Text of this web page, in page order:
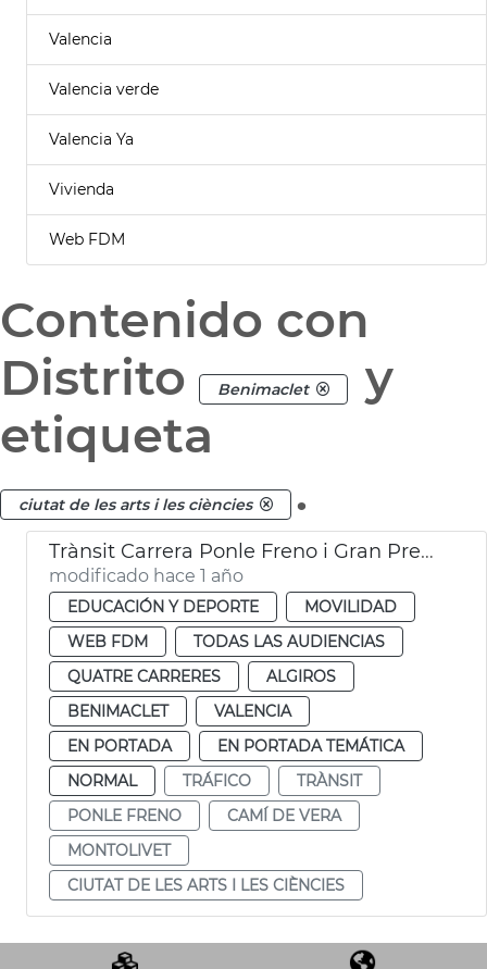
Valencia
Valencia verde
Valencia Ya
Vivienda
Web FDM
Contenido con
Distrito
Benimaclet
y
etiqueta
ciutat de les arts i les ciències .
Trànsit Carrera Ponle Freno i Gran Premi Ciclisme València
modificado hace 1 año
EDUCACIÓN Y DEPORTE
MOVILIDAD
WEB FDM
TODAS LAS AUDIENCIAS
QUATRE CARRERES
ALGIROS
BENIMACLET
VALENCIA
EN PORTADA
EN PORTADA TEMÁTICA
NORMAL
TRÁFICO
TRÀNSIT
PONLE FRENO
CAMÍ DE VERA
MONTOLIVET
CIUTAT DE LES ARTS I LES CIÈNCIES